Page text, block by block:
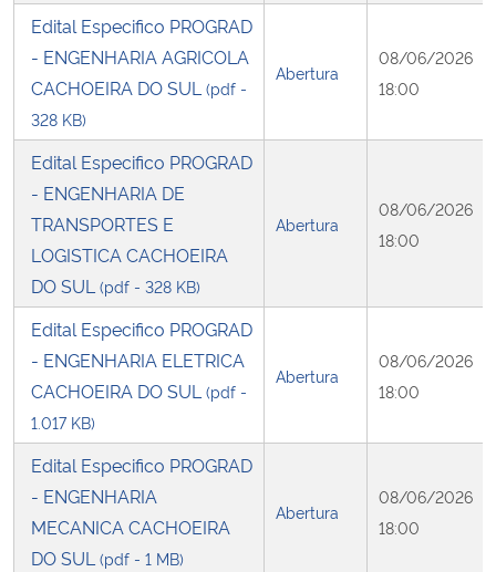
Edital Especifico PROGRAD
- ENGENHARIA AGRICOLA
CACHOEIRA DO SUL(pdf -
328 KB)
Abertura
08/06/2026
18:00
Edital Especifico PROGRAD
- ENGENHARIA DE
TRANSPORTES E
LOGISTICA CACHOEIRA
DO SUL (pdf - 328 KB)
Abertura
08/06/2026
18:00
Edital Especifico PROGRAD
- ENGENHARIA ELETRICA
CACHOEIRA DO SUL(pdf -
1.017 KB)
Abertura
08/06/2026
18:00
Edital Especifico PROGRAD
- ENGENHARIA
MECANICA CACHOEIRA
DO SUL (pdf - 1 MB)
Abertura
08/06/2026
18:00